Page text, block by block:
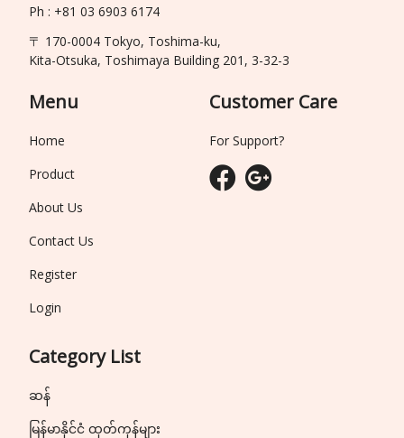
Ph : +81 03 6903 6174
〒 170-0004 Tokyo, Toshima-ku,
Kita-Otsuka, Toshimaya Building 201, 3-32-3
Menu
Home
Product
About Us
Contact Us
Register
Login
Category List
ဆန်
မြန်မာနိုင်ငံ ထုတ်ကုန်များ
Customer Care
For Support?